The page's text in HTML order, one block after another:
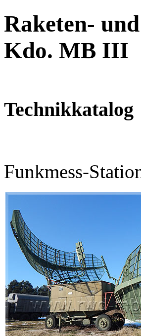
Raketen-
Kdo. MB III
Technikkatalog
Funkmess-